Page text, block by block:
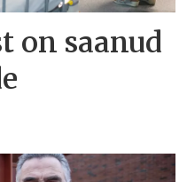
on saanud